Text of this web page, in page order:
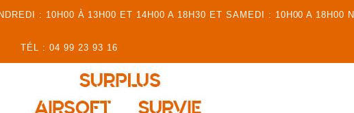
: 10H00 À 13H00 ET 14H00 A 18H30 ET SAMEDI : 10H00 A 18H00
TÉL : 04 99 23 93 16